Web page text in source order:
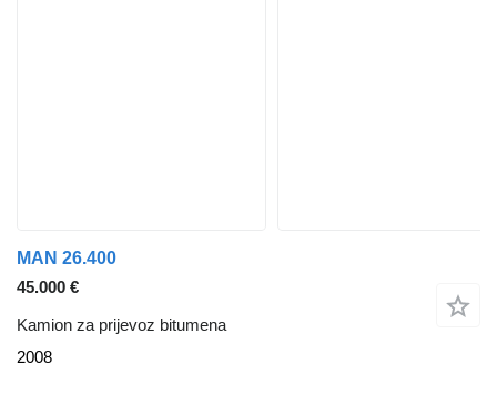
MAN 26.400
45.000 €
Kamion za prijevoz bitumena
2008